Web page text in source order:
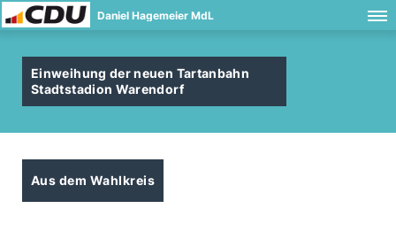
Daniel Hagemeier MdL
Einweihung der neuen Tartanbahn
Stadtstadion Warendorf
Aus dem Wahlkreis